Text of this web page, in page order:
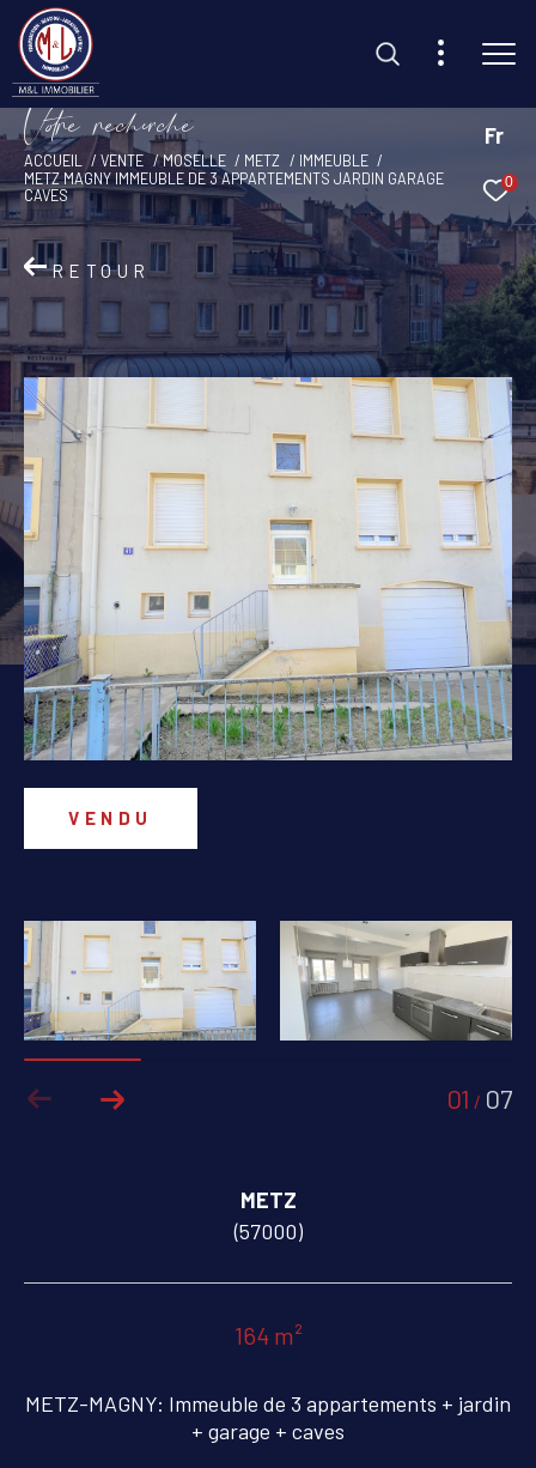
Fr
0
Vore recece
ACCUEIL VENTE MOSELLE METZ
IMMEUBLE
METZ MAGNY IMMEUBLE DE 3 APPARTEMENTS JARDIN GARAGE
CAVES
RETOUR
VENDU
01 / 07
METZ
(57000)
164 m²
METZ-MAGNY: Immeuble de 3 appartements + jardin
+ garage + caves
Effectuer une recherche
et trouvez le bien qui correspond à vos critères
Type d'offre
Vente
Sélectionner
Budget
PIÈCES
1 2 4 5+
Localisation
PARKING TERRASSE PISCINE
FILTRER PAR
NOUVEAUTÉS